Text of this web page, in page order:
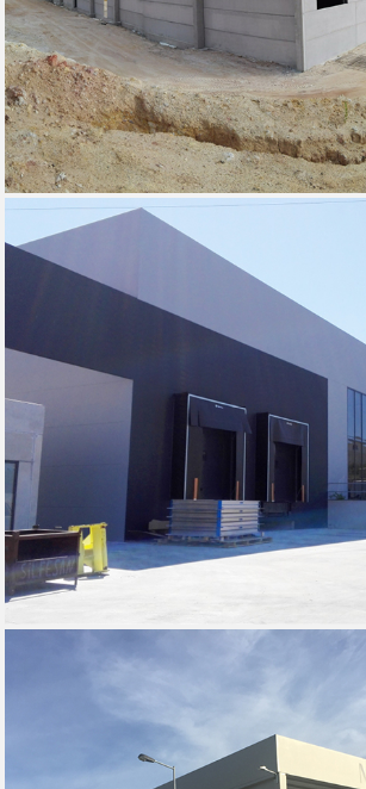
DONA FRUTA - SINES,
INDUMEL - TORRES VEDRAS, 2016